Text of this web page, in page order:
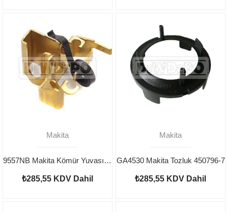
Makita
9557NB Makita Kömür Yuvası 643760-7
₺285,55 KDV Dahil
Makita
GA4530 Makita Tozluk 450796-7
₺285,55 KDV Dahil